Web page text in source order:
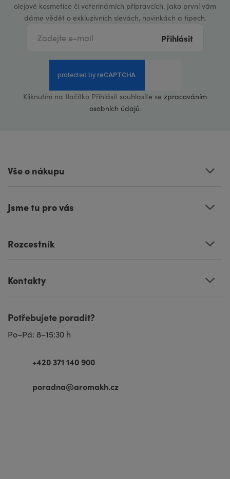
olejové kosmetice či veterinárních přípravcích. Jako první vám
dáme vědět o exkluzivních slevách, novinkách a tipech.
Přihlásit
Kliknutím na tlačítko Přihlásit souhlasíte se zpracováním
osobních údajů.
Vše o nákupu
Jsme tu pro vás
Rozcestník
Kontakty
Potřebujete poradit?
Po–Pá: 8–15:30 h
+420 371 140 900
poradna@aromakh.cz